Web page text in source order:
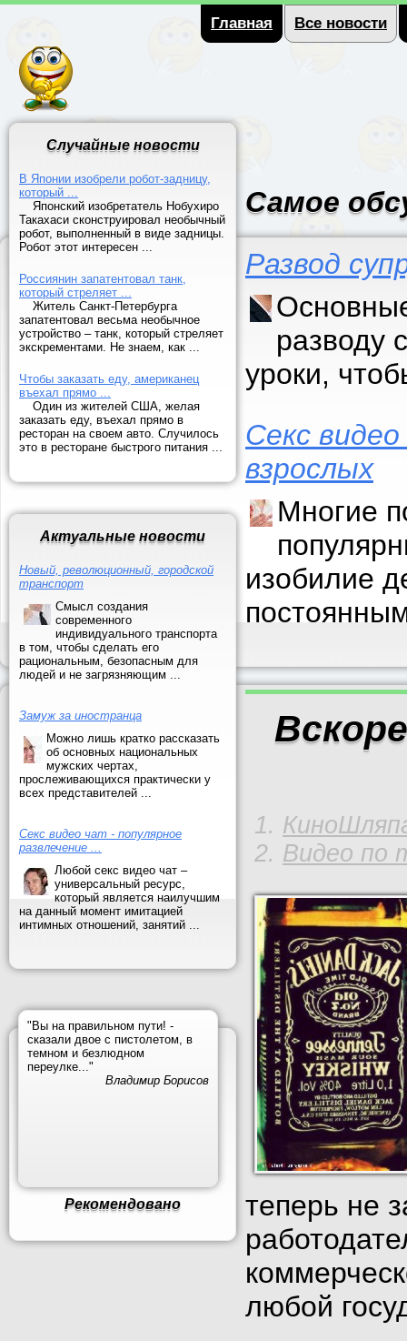
Главная Все новости
Случайные новости
В Японии изобрели робот-задницу,
который ...
Японский изобретатель Нобухиро
Такахаси сконструировал необычный
робот, выполненный в виде задницы.
Робот этот интересен ...
Россиянин запатентовал танк,
который стреляет ...
Житель Санкт-Петербурга
запатентовал весьма необычное
устройство – танк, который стреляет
экскрементами. Не знаем, как ...
Чтобы заказать еду, американец
въехал прямо ...
Один из жителей США, желая
заказать еду, въехал прямо в
ресторан на своем авто. Случилось
это в ресторане быстрого питания ...
Актуальные новости
Новый, революционный, городской
транспорт
Смысл создания
современного
индивидуального транспорта
в том, чтобы сделать его
рациональным, безопасным для
людей и не загрязняющим ...
Замуж за иностранца
Можно лишь кратко рассказать
об основных национальных
мужских чертах,
прослеживающихся практически у
всех представителей ...
Секс видео чат - популярное
развлечение ...
Любой секс видео чат –
универсальный ресурс,
который является наилучшим
на данный момент имитацией
интимных отношений, занятий ...
"Вы на правильном пути! -
сказали двое с пистолетом, в
темном и безлюдном
переулке..."
Владимир Борисов
Рекомендовано
Самое
Развод
разводу
уроки,
Секс
взрослых
Многие
изобилие
Видео по
теперь не
любой